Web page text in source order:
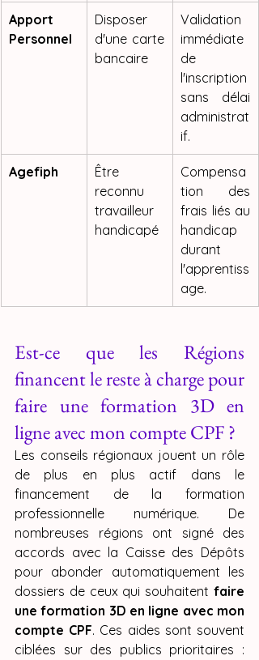
Apport
Personnel
Disposer
d'une carte
bancaire
Validation
immédiate
de
l'inscription
sans délai
administrat
if.
Agefiph
Être
reconnu
travailleur
handicapé
Compensa
tion des
frais liés au
handicap
durant
l'apprentiss
age.
Est-ce que les Régions
financent le reste à charge pour
faire une formation 3D en
ligne avec mon compte CPF ?
Les conseils régionaux jouent un rôle
de plus en plus actif dans le
financement de la formation
professionnelle numérique. De
nombreuses régions ont signé des
accords avec la Caisse des Dépôts
pour abonder automatiquement les
dossiers de ceux qui souhaitent faire
une formation 3D en ligne avec mon
compte CPF. Ces aides sont souvent
ciblées sur des publics prioritaires :